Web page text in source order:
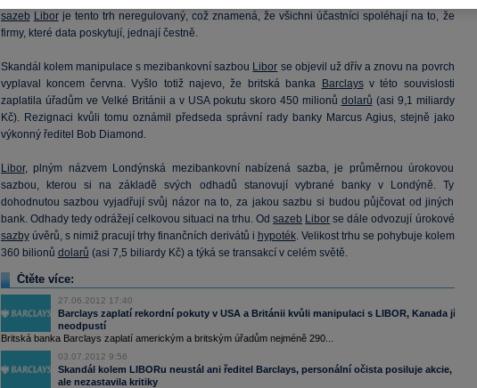
sazeb Liborje tento trh neregulovaný, což znamená, že všichni účastníci spoléhají na to, že
firmy, které data poskytují, jednají čestně.
Skandál kolem manipulace s mezibankovní sazbou Libor se objevil už dřív a znovu na povrch
vyplaval koncem června. Vyšlo totiž najevo, že britská banka
Barclaysv této souvislosti
zaplatila úřadům ve Velké Británii a v USA pokutu skoro 450 milionů dolarů (asi 9,1 miliardy
Kč). Rezignaci kvůli tomu oznámil předseda správní rady banky Marcus Agius, stejně jako
výkonný ředitel Bob Diamond.
Libor, plným názvem Londýnská mezibankovní nabízená sazba, je průměrnou úrokovou
sazbou, kterou si na základě svých odhadů stanovují vybrané banky v Londýně. Ty
dohodnutou sazbou vyjadřují svůj názor na to, za jakou sazbu si budou půjčovat od jiných
bank. Odhady tedy odrážejí celkovou situaci na trhu. Odsazeb Libor se dále odvozují úrokové
sazbyúvěrů, s nimiž pracují trhy finančních derivátů i hypoték. Velikost trhu se pohybuje kolem
360 bilionů dolarů (asi 7,5 biliardy Kč) a týká se transakcí v celém světě.
Čtěte více:
27.06.2012 17:40
Barclays zaplatí rekordní pokuty v USA a Británii kvůli manipulaci s LIBOR, Kanada jí
neodpustí
Britská banka Barclays zaplatí americkým a britským úřadům nejméně 290...
03.07.2012 9:56
Skandál kolem LIBORu neustál ani ředitel Barclays, personální očista posiluje akcie,
ale nezastavila kritiky